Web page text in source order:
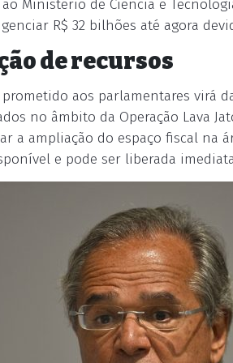
Ministério de Ciência e
R$ 32 bilhões até agora
de recursos
aos parlamentares virá
no âmbito da Operação Lava
a ampliação do espaço fiscal na
e pode ser liberada